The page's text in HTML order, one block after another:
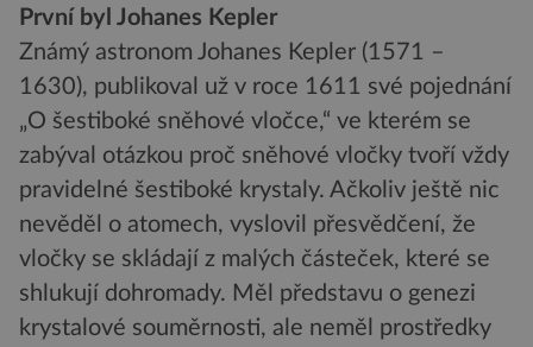
První byl Johanes Kepler
Známý astronom Johanes Kepler (1571 –
1630), publikoval už v roce 1611 své pojednání
„O šestiboké sněhové vločce,“ ve kterém se
zabýval otázkou proč sněhové vločky tvoří vždy
pravidelné šestiboké krystaly. Ačkoliv ještě nic
nevěděl o atomech, vyslovil přesvědčení, že
vločky se skládají z malých částeček, které se
shlukují dohromady. Měl představu o genezi
krystalové souměrnosti, ale neměl prostředky